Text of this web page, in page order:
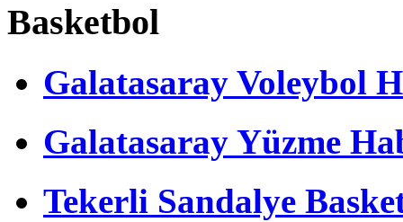
Basketbol
Galatasaray Voleybol
Galatasaray Yüzme
Tekerli Sandalye